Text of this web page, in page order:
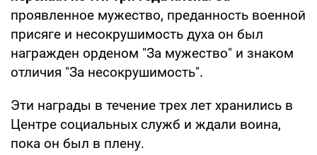
проявленное мужество, преданность военной
присяге и несокрушимость духа он был
награжден орденом "За мужество" и знаком
отличия "За несокрушимость".
Эти награды в течение трех лет хранились в
Центре социальных служб и ждали воина,
пока он был в плену.